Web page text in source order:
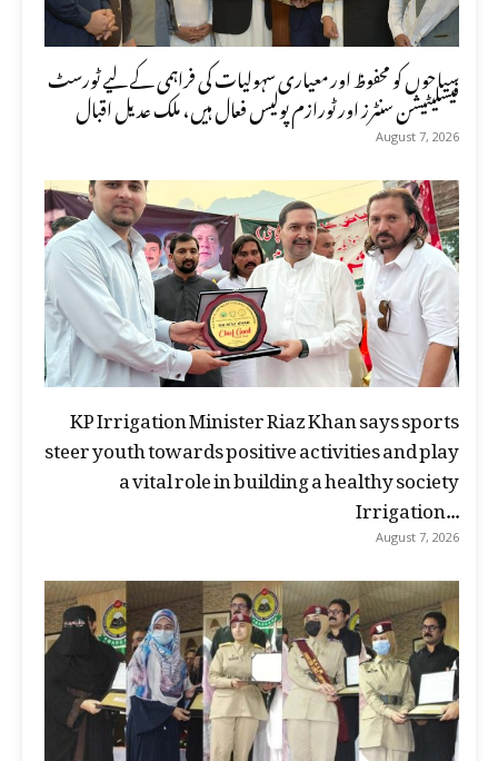
سیاحوں کو محفوظ اور معیاری سہولیات کی فراہمی کے لیے ٹورسٹ
فیسلیٹیشن سنٹرز اور ٹورازم پولیس فعال ہیں، ملک عدیل اقبال
August 7, 2026
KP Irrigation Minister Riaz Khan says sports
steer youth towards positive activities and play
a vital role in building a healthy society
Irrigation...
August 7, 2026